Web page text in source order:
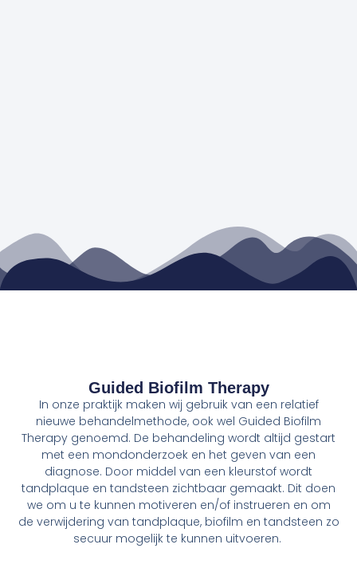
Guided Biofilm Therapy
In onze praktijk maken wij gebruik van een relatief
nieuwe behandelmethode, ook wel Guided Biofilm
Therapy genoemd. De behandeling wordt altijd gestart
met een mondonderzoek en het geven van een
diagnose. Door middel van een kleurstof wordt
tandplaque en tandsteen zichtbaar gemaakt. Dit doen
we om u te kunnen motiveren en/of instrueren en om
de verwijdering van tandplaque, biofilm en tandsteen zo
secuur mogelijk te kunnen uitvoeren.